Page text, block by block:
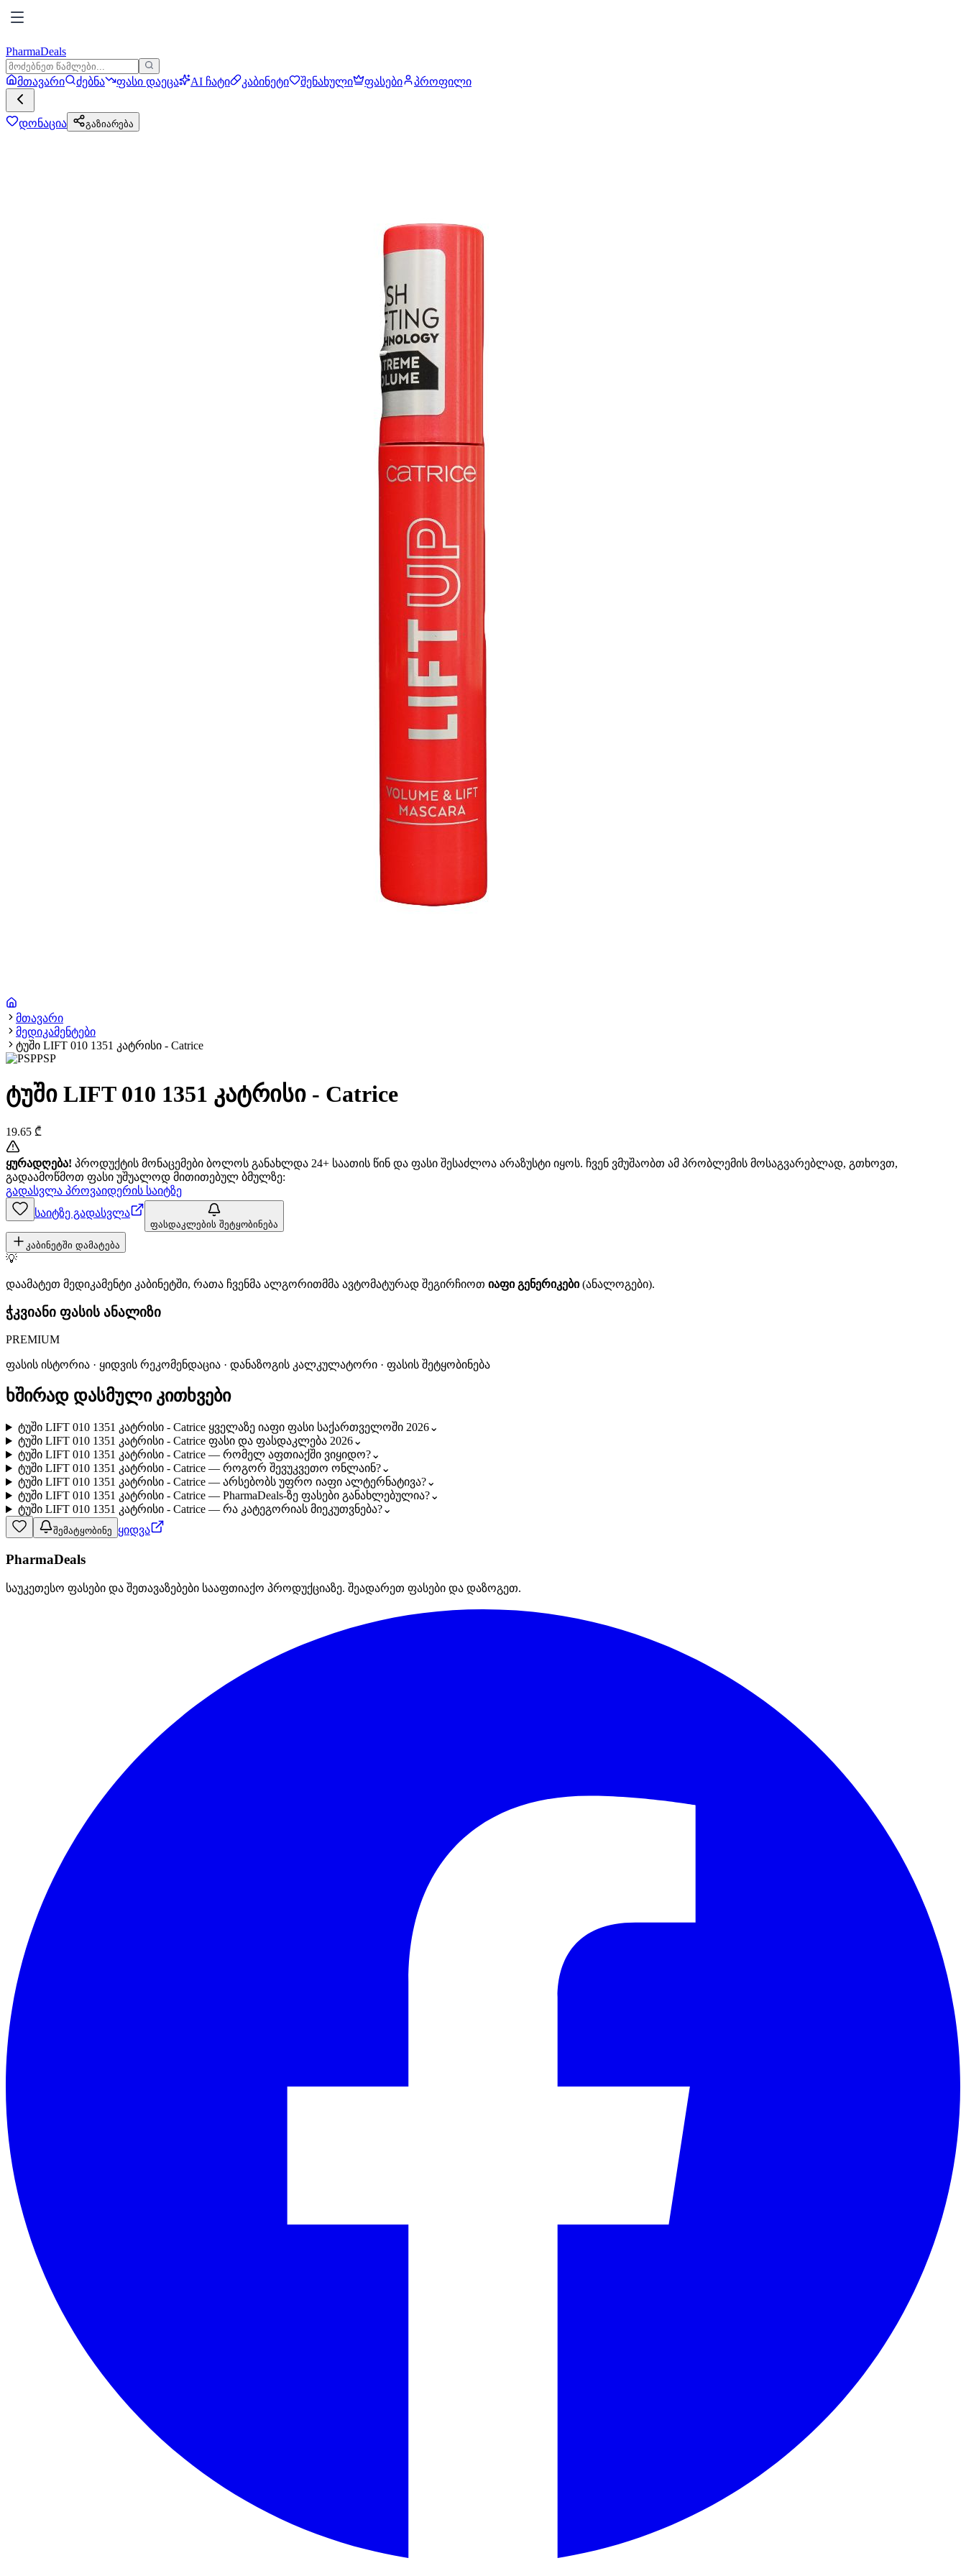
PharmaDeals
მთავარი ძებნა ფასი დაეცა AI ჩატი კაბინეტი შენახული ფასები პროფილი
დონაცია გაზიარება
მთავარი
მედიკამენტები
ტუში LIFT 010 1351 კატრისი - Catrice
PSP
ტუში LIFT 010 1351 კატრისი - Catrice
19.65 ₾
ყურადღება! პროდუქტის მონაცემები ბოლოს განახლდა 24+ საათის წინ და ფასი შესაძლოა არაზუსტი იყოს. ჩვენ ვმუშაობთ ამ პრობლემის მოსაგვარებლად, გთხოვთ,
გადაამოწმოთ ფასი უშუალოდ მითითებულ ბმულზე:
გადასვლა პროვაიდერის საიტზე
საიტზე გადასვლა
ფასდაკლების შეტყობინება
კაბინეტში დამატება
💡
დაამატეთ მედიკამენტი კაბინეტში, რათა ჩვენმა ალგორითმმა ავტომატურად შეგირჩიოთ იაფი გენერიკები(ანალოგები).
ჭკვიანი ფასის ანალიზი
PREMIUM
ფასის ისტორია · ყიდვის რეკომენდაცია · დანაზოგის კალკულატორი · ფასის შეტყობინება
ხშირად დასმული კითხვები
ტუში LIFT 010 1351 კატრისი - Catrice ყველაზე იაფი ფასი საქართველოში 2026⌄
ტუში LIFT 010 1351 კატრისი - Catrice ფასი და ფასდაკლება 2026⌄
ტუში LIFT 010 1351 კატრისი - Catrice — რომელ აფთიაქში ვიყიდო?⌄
ტუში LIFT 010 1351 კატრისი - Catrice — როგორ შევუკვეთო ონლაინ?⌄
ტუში LIFT 010 1351 კატრისი - Catrice — არსებობს უფრო იაფი ალტერნატივა?⌄
ტუში LIFT 010 1351 კატრისი - Catrice — PharmaDeals-ზე ფასები განახლებულია?⌄
ტუში LIFT 010 1351 კატრისი - Catrice — რა კატეგორიას მიეკუთვნება?⌄
შემატყობინე ყიდვა
PharmaDeals
საუკეთესო ფასები და შეთავაზებები სააფთიაქო პროდუქციაზე. შეადარეთ ფასები და დაზოგეთ.